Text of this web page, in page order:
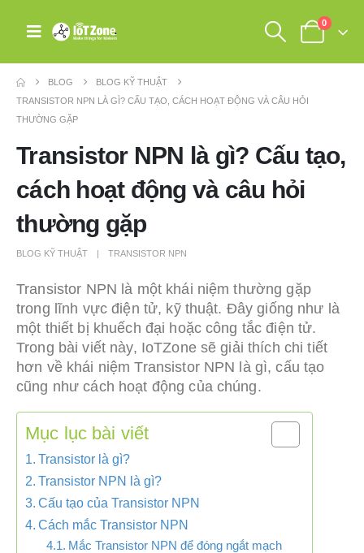
0
BLOG
BLOG KỸ THUẬT
TRANSISTOR NPN LÀ GÌ? CẤU TẠO, CÁCH HOẠT ĐỘNG VÀ CÂU HỎI
THƯỜNG GẶP
Transistor NPN là gì? Cấu tạo,
cách hoạt động và câu hỏi
thường gặp
BLOG KỸ THUẬT TRANSISTOR NPN
Transistor NPN là một khái niệm thường gặp
trong lĩnh vực điện tử, kỹ thuật. Đây giống như là
một thiết bị khuếch đại hoặc công tắc điện tử.
Trong bài viết này, IoTZone sẽ giải thích chi tiết
hơn về khái niệm Transistor NPN là gì, cấu tạo
cũng như cách hoạt động của chúng.
Mục lục bài viết
Transistor là gì?
Transistor NPN là gì?
Cấu tạo của Transistor NPN
Cách mắc Transistor NPN
Mắc Transistor NPN để đóng ngắt mạch